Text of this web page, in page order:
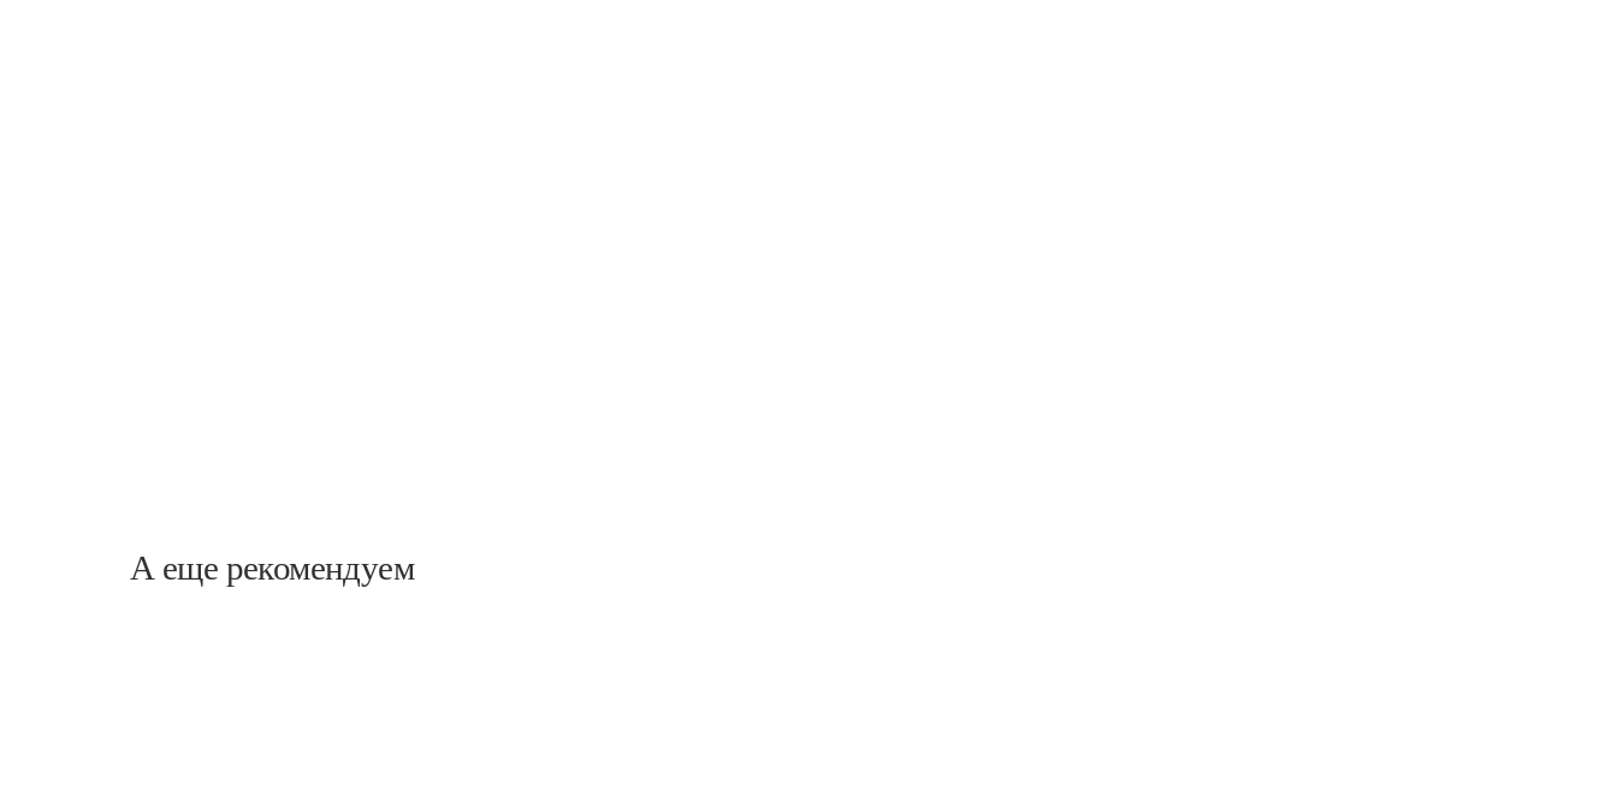
А еще рекомендуем